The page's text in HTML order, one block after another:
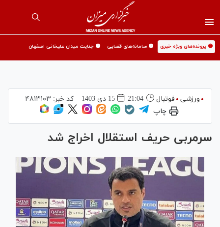
🟡 پرونده‌های ویژه خبری 🟡 سامانه‌های قضایی 🟡 جنایت میدان علیخانی اصفهان
ورزشی فوتبال 21:04 15 دی 1403 کد خبر: ۴۸۱۳۱۰۳
چاپ
سرمربی حریف استقلال اخراج شد